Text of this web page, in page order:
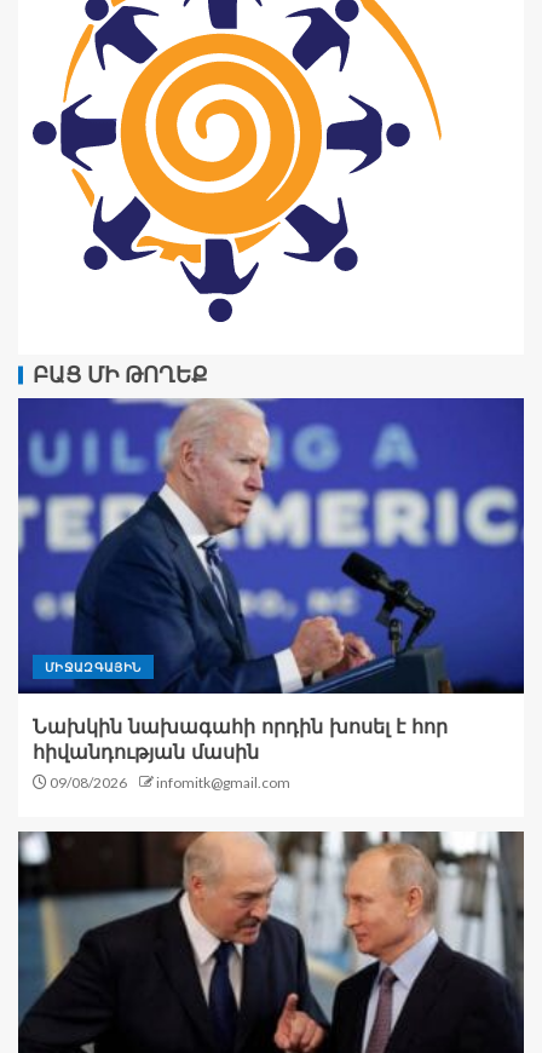
ԲԱՑ ՄԻ ԹՈՂԵՔ
ՄԻՋԱԶԳԱՅԻՆ
Նախկին նախագահի որդին խոսել է հոր
հիվանդության մասին
09/08/2026 infomitk@gmail.com